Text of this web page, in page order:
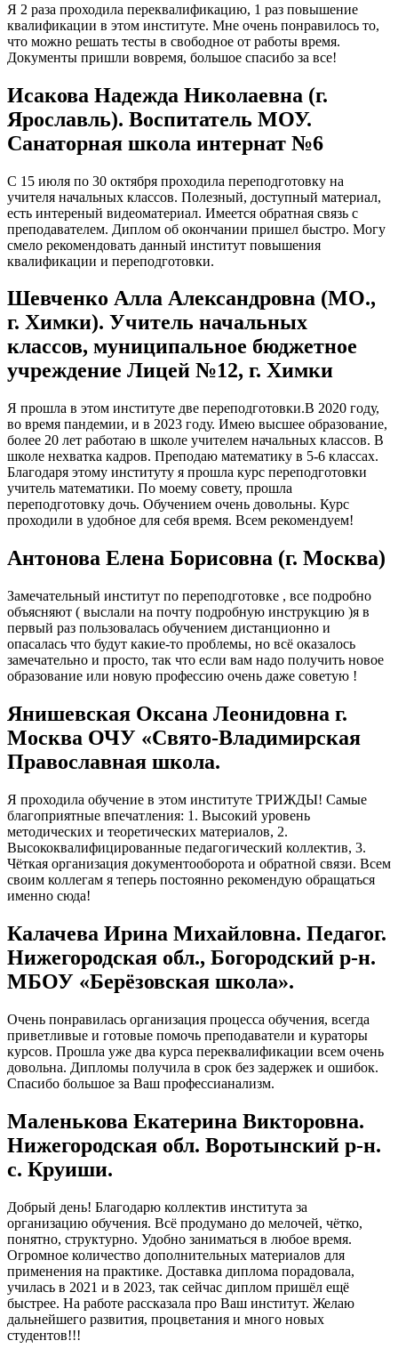
Я 2 раза проходила переквалификацию, 1 раз повышение
квалификации в этом институте. Мне очень понравилось то,
что можно решать тесты в свободное от работы время.
Документы пришли вовремя, большое спасибо за все!
Исакова Надежда Николаевна (г.
Ярославль). Воспитатель МОУ.
Санаторная школа интернат №6
С 15 июля по 30 октября проходила переподготовку на
учителя начальных классов. Полезный, доступный материал,
есть интереный видеоматериал. Имеется обратная связь с
преподавателем. Диплом об окончании пришел быстро. Могу
смело рекомендовать данный институт повышения
квалификации и переподготовки.
Шевченко Алла Александровна (МО.,
г. Химки). Учитель начальных
классов, муниципальное бюджетное
учреждение Лицей №12, г. Химки
Я прошла в этом институте две переподготовки.В 2020 году,
во время пандемии, и в 2023 году. Имею высшее образование,
более 20 лет работаю в школе учителем начальных классов. В
школе нехватка кадров. Преподаю математику в 5-6 классах.
Благодаря этому институту я прошла курс переподготовки
учитель математики. По моему совету, прошла
переподготовку дочь. Обучением очень довольны. Курс
проходили в удобное для себя время. Всем рекомендуем!
Антонова Елена Борисовна (г. Москва)
Замечательный институт по переподготовке , все подробно
объясняют ( выслали на почту подробную инструкцию )я в
первый раз пользовалась обучением дистанционно и
опасалась что будут какие-то проблемы, но всё оказалось
замечательно и просто, так что если вам надо получить новое
образование или новую профессию очень даже советую !
Янишевская Оксана Леонидовна г.
Москва ОЧУ «Свято-Владимирская
Православная школа.
Я проходила обучение в этом институте ТРИЖДЫ! Самые
благоприятные впечатления: 1. Высокий уровень
методических и теоретических материалов, 2.
Высококвалифицированные педагогический коллектив, 3.
Чёткая организация документооборота и обратной связи. Всем
своим коллегам я теперь постоянно рекомендую обращаться
именно сюда!
Калачева Ирина Михайловна. Педагог.
Нижегородская обл., Богородский р-н.
МБОУ «Берёзовская школа».
Очень понравилась организация процесса обучения, всегда
приветливые и готовые помочь преподаватели и кураторы
курсов. Прошла уже два курса переквалификации всем очень
довольна. Дипломы получила в срок без задержек и ошибок.
Спасибо большое за Ваш профессианализм.
Маленькова Екатерина Викторовна.
Нижегородская обл. Воротынский р-н.
с. Круиши.
Добрый день! Благодарю коллектив института за
организацию обучения. Всё продумано до мелочей, чётко,
понятно, структурно. Удобно заниматься в любое время.
Огромное количество дополнительных материалов для
применения на практике. Доставка диплома порадовала,
училась в 2021 и в 2023, так сейчас диплом пришёл ещё
быстрее. На работе рассказала про Ваш институт. Желаю
дальнейшего развития, процветания и много новых
студентов!!!